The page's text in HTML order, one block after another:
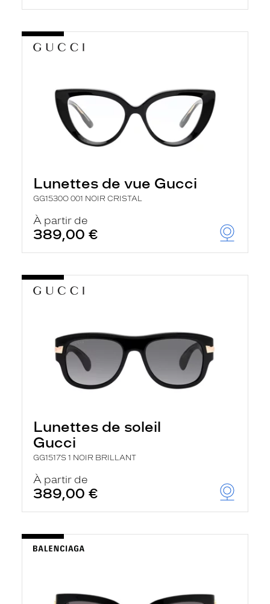
Lunettes de vue Gucci
GG1530O 001 NOIR CRISTAL
À partir de
389,00 €
Lunettes de soleil
Gucci
GG1517S 1 NOIR BRILLANT
À partir de
389,00 €